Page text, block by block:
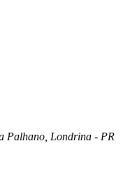
Palhano, Londrina - PR